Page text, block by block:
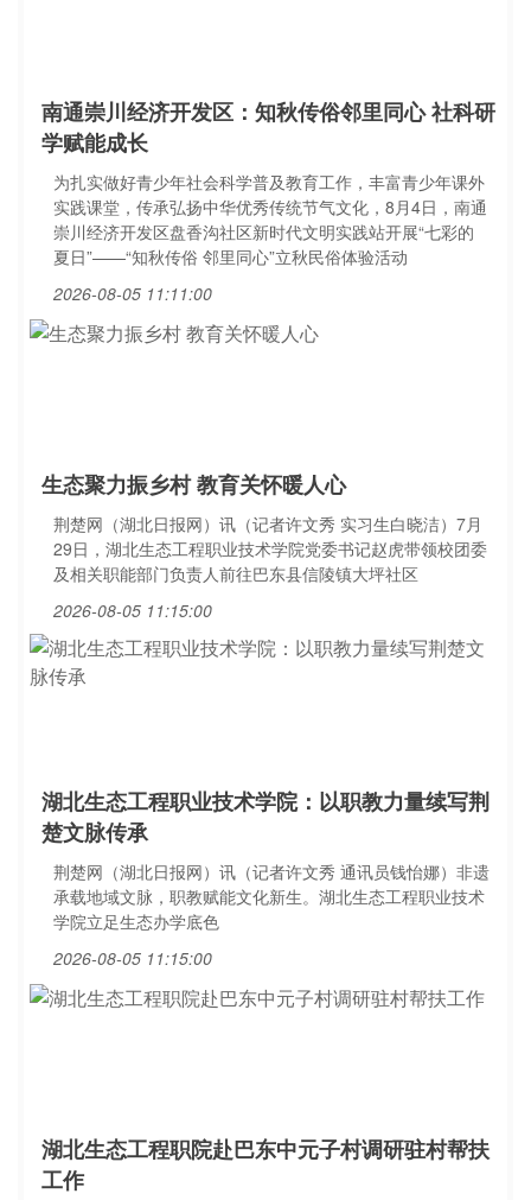
南通崇川经济开发区：知秋传俗邻里同心 社科研
学赋能成长
为扎实做好青少年社会科学普及教育工作，丰富青少年课外
实践课堂，传承弘扬中华优秀传统节气文化，8月4日，南通
崇川经济开发区盘香沟社区新时代文明实践站开展“七彩的
夏日”——“知秋传俗 邻里同心”立秋民俗体验活动
2026-08-05 11:11:00
生态聚力振乡村 教育关怀暖人心
荆楚网（湖北日报网）讯（记者许文秀 实习生白晓洁）7月
29日，湖北生态工程职业技术学院党委书记赵虎带领校团委
及相关职能部门负责人前往巴东县信陵镇大坪社区
2026-08-05 11:15:00
湖北生态工程职业技术学院：以职教力量续写荆
楚文脉传承
荆楚网（湖北日报网）讯（记者许文秀 通讯员钱怡娜）非遗
承载地域文脉，职教赋能文化新生。湖北生态工程职业技术
学院立足生态办学底色
2026-08-05 11:15:00
湖北生态工程职院赴巴东中元子村调研驻村帮扶
工作